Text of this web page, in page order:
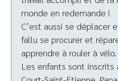
monde en redemande !
C’est aussi se déplacer
fallu se procurer et
apprendre à rouler à vélo.
Les enfants sont